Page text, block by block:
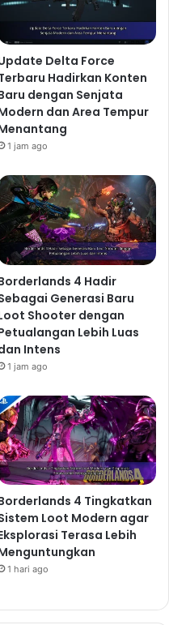
Delta Force
Hadirkan Konten
dengan Senjata
dan Area Tempur
1 jam ago
4 Hadir
Generasi Baru
Shooter dengan
Lebih Luas
Intens
1 jam ago
4 Tingkatkan
Loot Modern agar
Terasa Lebih
1 hari ago